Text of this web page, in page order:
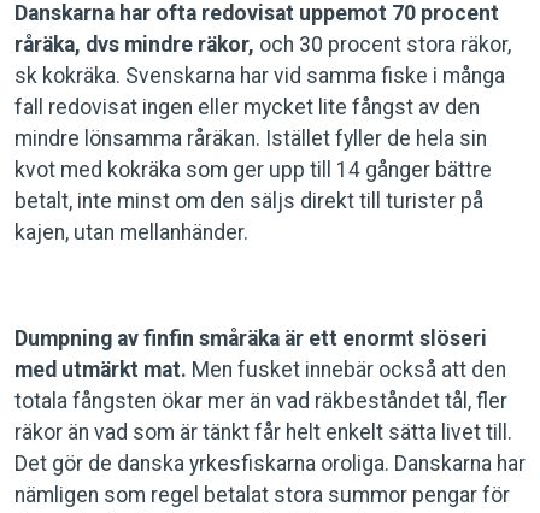
Danskarna har ofta redovisat uppemot 70 procent
råräka, dvs mindre räkor, och 30 procent stora räkor,
sk kokräka. Svenskarna har vid samma fiske i många
fall redovisat ingen eller mycket lite fångst av den
mindre lönsamma råräkan. Istället fyller de hela sin
kvot med kokräka som ger upp till 14 gånger bättre
betalt, inte minst om den säljs direkt till turister på
kajen, utan mellanhänder.
Dumpning av finfin småräka är ett enormt slöseri
med utmärkt mat. Men fusket innebär också att den
totala fångsten ökar mer än vad räkbeståndet tål, fler
räkor än vad som är tänkt får helt enkelt sätta livet till.
Det gör de danska yrkesfiskarna oroliga. Danskarna har
nämligen som regel betalat stora summor pengar för